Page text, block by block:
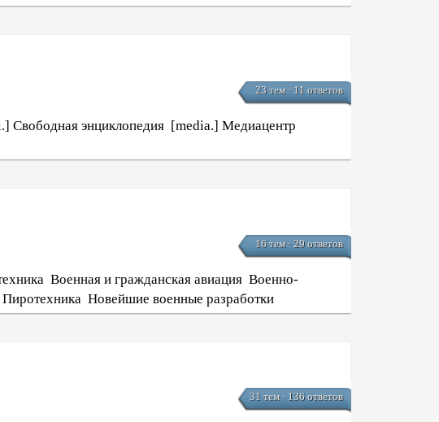
23 тем · 11 ответов
Свободная энциклопедия [media.] Медиацентр
16 тем · 29 ответов
Военная и гражданская авиация Военно-
Пиротехника Новейшие военные разработки
31 тем · 136 ответов